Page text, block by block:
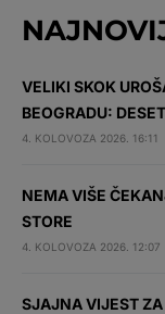
VELIKI SKOK
BEOGRADU:
4. KOLOVOZA 2026. 16:11
NEMA VIŠE
STORE
4. KOLOVOZA 2026. 12:07
SJAJNA VIJEST ZA